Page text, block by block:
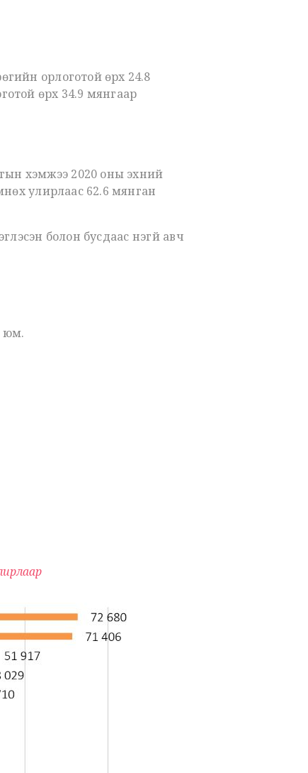
орлоготой өрх 24.8
өрх 34.9 мянгаар
хэмжээ 2020 оны эхний
улирлаас 62.6 мянган
болон бусдаас үнэгүй авч
юм.